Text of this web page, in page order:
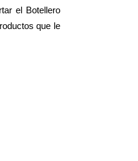
el Botellero
que le